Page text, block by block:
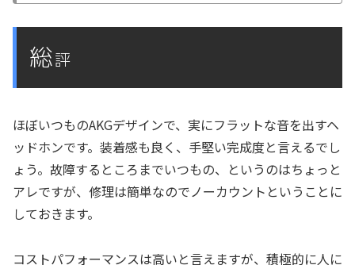
総評
ほぼいつものAKGデザインで、実にフラットな音を出すヘ
ッドホンです。装着感も良く、手堅い完成度と言えるでし
ょう。故障するところまでいつもの、というのはちょっと
アレですが、修理は簡単なのでノーカウントということに
しておきます。
コストパフォーマンスは高いと言えますが、積極的に人に